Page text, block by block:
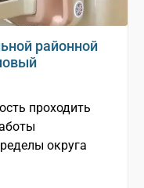
районной
проходить
округа